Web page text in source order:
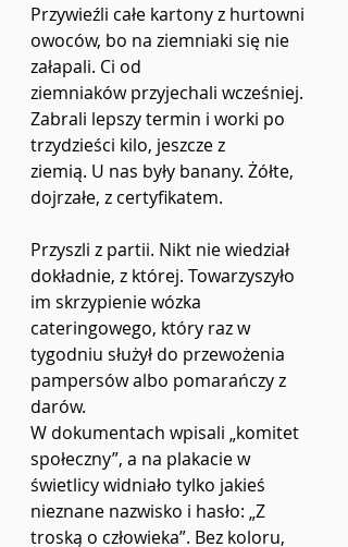
Przywieźli całe kartony z hurtowni
owoców, bo na ziemniaki się nie
załapali. Ci od
ziemniaków przyjechali wcześniej.
Zabrali lepszy termin i worki po
trzydzieści kilo, jeszcze z
ziemią. U nas były banany. Żółte,
dojrzałe, z certyfikatem.
Przyszli z partii. Nikt nie wiedział
dokładnie, z której. Towarzyszyło
im skrzypienie wózka
cateringowego, który raz w
tygodniu służył do przewożenia
pampersów albo pomarańczy z
darów.
W dokumentach wpisali „komitet
społeczny”, a na plakacie w
świetlicy widniało tylko jakieś
nieznane nazwisko i hasło: „Z
troską o człowieka”. Bez koloru,